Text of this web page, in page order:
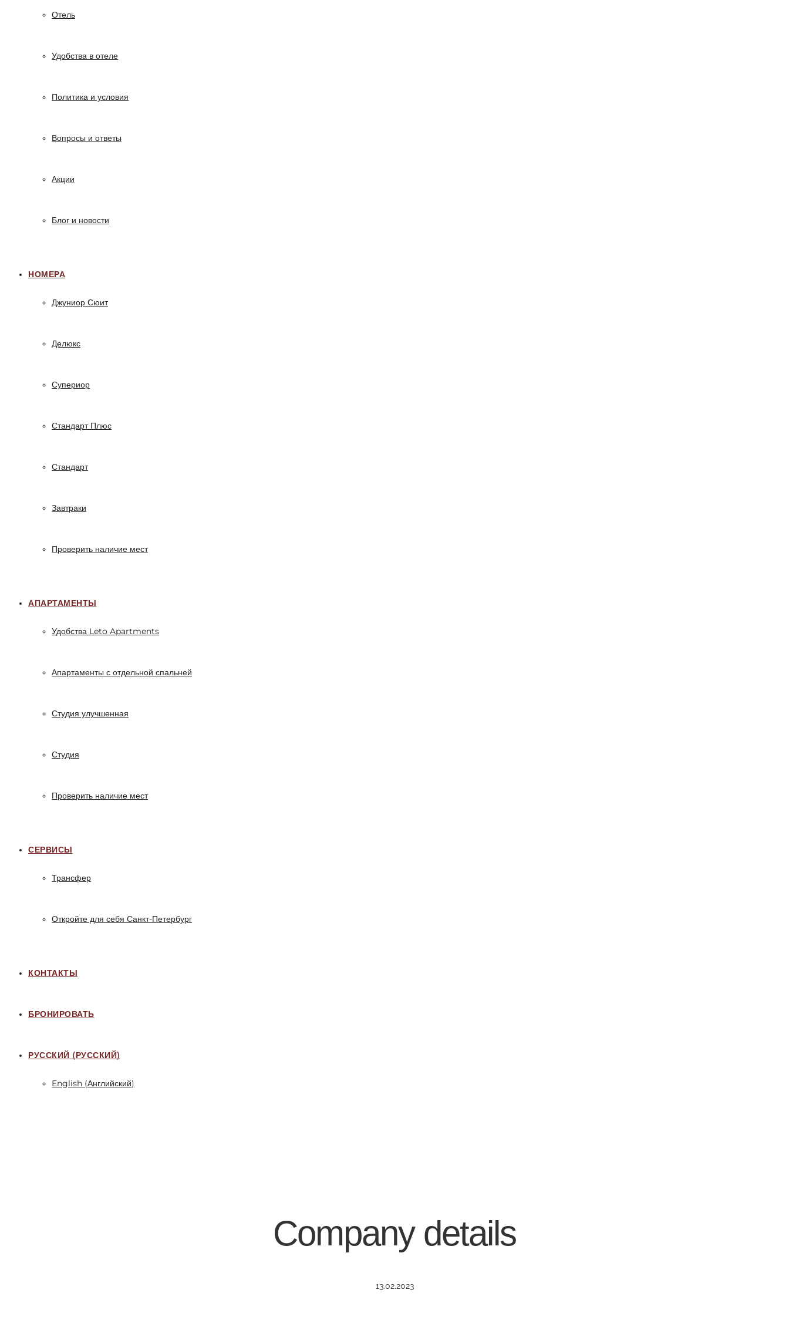
Отель
Удобства в отеле
Политика и условия
Вопросы и ответы
Акции
Блог и новости
НОМЕРА
Джуниор Сюит
Делюкс
Супериор
Стандарт Плюс
Стандарт
Завтраки
Проверить наличие мест
АПАРТАМЕНТЫ
Удобства Leto Apartments
Апартаменты с отдельной спальней
Студия улучшенная
Студия
Проверить наличие мест
СЕРВИСЫ
Трансфер
Откройте для себя Санкт-Петербург
КОНТАКТЫ
БРОНИРОВАТЬ
РУССКИЙ (РУССКИЙ)
English (Английский)
Company details
13.02.2023